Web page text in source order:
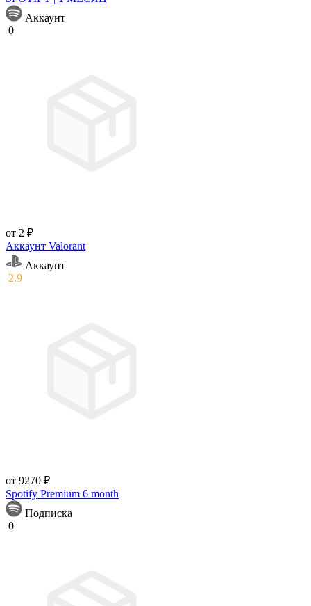
Аккаунт
0
от 2 ₽
Аккаунт Valorant
Аккаунт
2.9
от 9270 ₽
Spotify Premium 6 month
Подписка
0